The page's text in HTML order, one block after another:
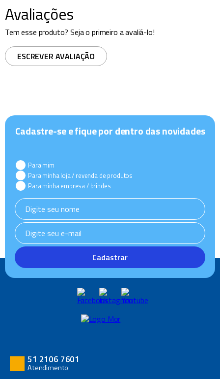
Avaliações
Tem esse produto? Seja o primeiro a avaliá-lo!
ESCREVER AVALIAÇÃO
Cadastre-se e fique por dentro das novidades
Para mim
Para minha loja / revenda de produtos
Para minha empresa / brindes
Cadastrar
51 2106 7601
Atendimento